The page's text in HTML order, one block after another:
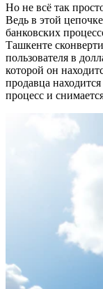
Но не всё так
Ведь в этой
банковских
Ташкенте
пользователя в
которой он
продавца
процесс и